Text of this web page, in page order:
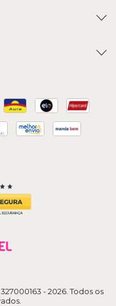
- 2026. Todos os